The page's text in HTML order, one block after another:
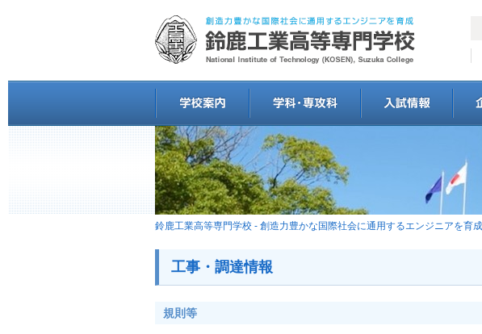
鈴鹿工業高等専門学校 - 創造力豊かな国際社会に通用するエンジニアを育成
工事・調達情報
規則等